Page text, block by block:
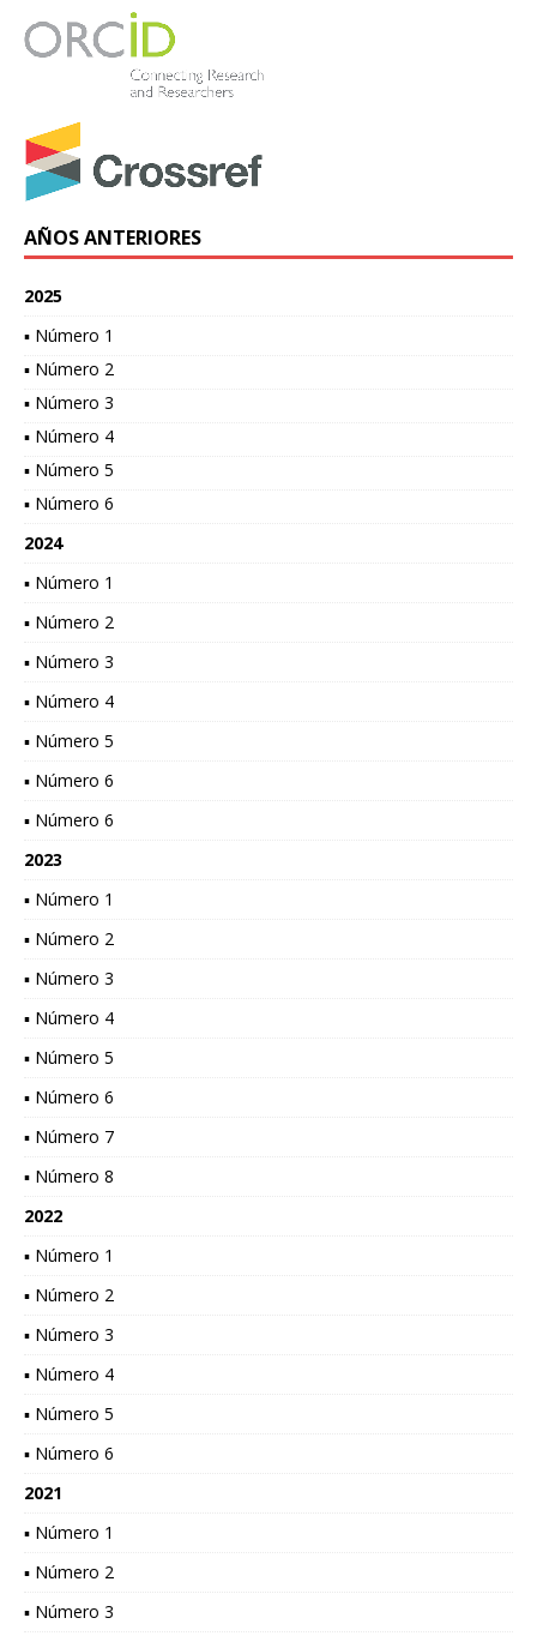
AÑOS ANTERIORES
2025
▪ Número 1
▪ Número 2
▪ Número 3
▪ Número 4
▪ Número 5
▪ Número 6
2024
▪ Número 1
▪ Número 2
▪ Número 3
▪ Número 4
▪ Número 5
▪ Número 6
▪ Número 6
2023
▪ Número 1
▪ Número 2
▪ Número 3
▪ Número 4
▪ Número 5
▪ Número 6
▪ Número 7
▪ Número 8
2022
▪ Número 1
▪ Número 2
▪ Número 3
▪ Número 4
▪ Número 5
▪ Número 6
2021
▪ Número 1
▪ Número 2
▪ Número 3